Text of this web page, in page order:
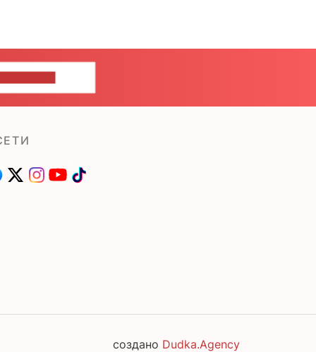
создано Dudka.Agency